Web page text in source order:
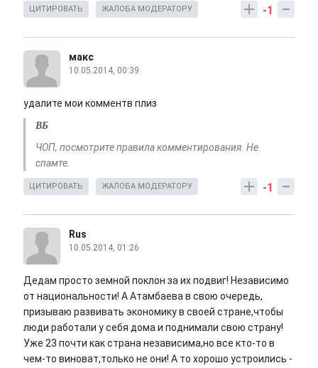
-1
ЦИТИРОВАТЬ ЖАЛОБА МОДЕРАТОРУ
макс
10.05.2014, 00:39
удалите мои комментв плиз
ВБ
ЧОП, посмотрите правила комментирования. Не
спамте.
-1
ЦИТИРОВАТЬ ЖАЛОБА МОДЕРАТОРУ
Rus
10.05.2014, 01:26
Дедам просто земной поклон за их подвиг! Независимо
от национальности! А Атамбаева в свою очередь,
призываю развивать экономику в своей стране,чтобы
люди работали у себя дома и поднимали свою страну!
Уже 23 почти как страна независима,но все кто-то в
чем-то виноват,только не они! А то хорошо устроились -